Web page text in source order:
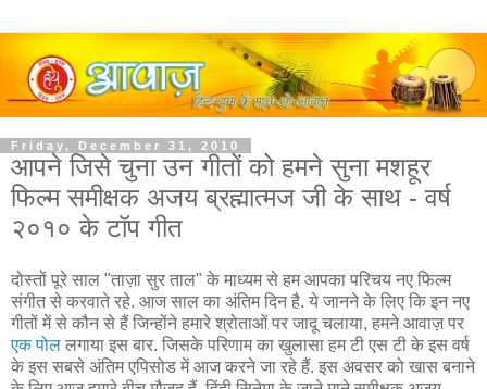
Friday, December 31, 2010
आपने जिसे चुना उन गीतों को हमने सुना मशहूर
फिल्म समीक्षक अजय ब्रह्मात्मज जी के साथ - वर्ष
२०१० के टॉप गीत
दोस्तों पूरे साल "ताज़ा सुर ताल" के माध्यम से हम आपका परिचय नए फिल्म
संगीत से करवाते रहे. आज साल का अंतिम दिन है. ये जानने के लिए कि इन नए
गीतों में से कौन से हैं जिन्होंने हमारे श्रोताओं पर जादू चलाया, हमने आवाज़ पर
एक पोल लगाया इस बार. जिसके परिणाम का खुलासा हम टी एस टी के इस वर्ष
के इस सबसे अंतिम एपिसोड में आज करने जा रहे हैं. इस अवसर को खास बनाने